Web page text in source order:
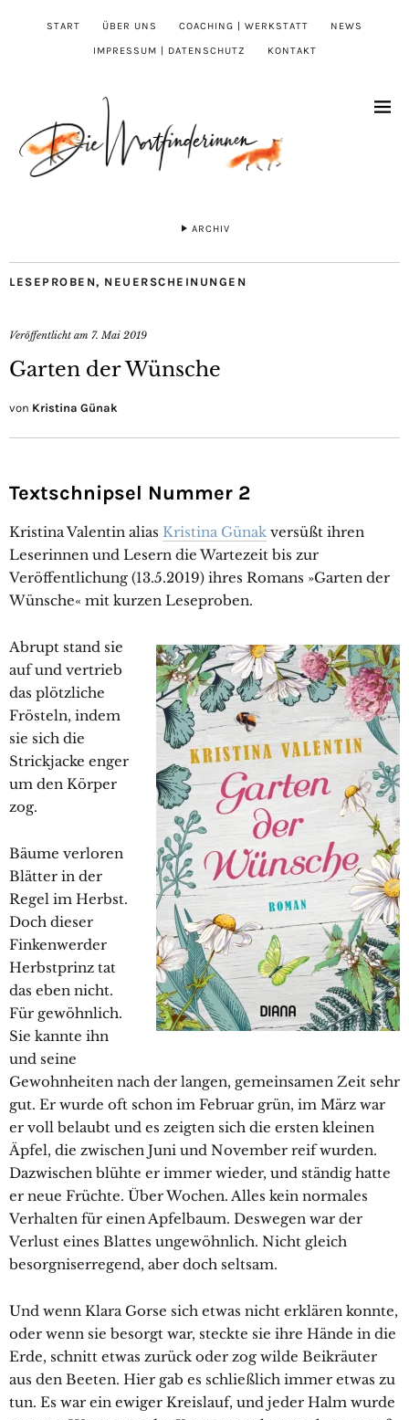
START ÜBER UNS COACHING | WERKSTATT NEWS
IMPRESSUM | DATENSCHUTZ KONTAKT
ARCHIV
LESEPROBEN, NEUERSCHEINUNGEN
Veröffentlicht am 7. Mai 2019
Garten der Wünsche
von Kristina Günak
Textschnipsel Nummer 2
Kristina Valentin alias Kristina Günak versüßt ihren
Leserinnen und Lesern die Wartezeit bis zur
Veröffentlichung (13.5.2019) ihres Romans »Garten der
Wünsche« mit kurzen Leseproben.
Abrupt stand sie
auf und vertrieb
das plötzliche
Frösteln, indem
sie sich die
Strickjacke enger
um den Körper
zog.
Bäume verloren
Blätter in der
Regel im Herbst.
Doch dieser
Finkenwerder
Herbstprinz tat
das eben nicht.
Für gewöhnlich.
Sie kannte ihn
und seine
Gewohnheiten nach der langen, gemeinsamen Zeit sehr
gut. Er wurde oft schon im Februar grün, im März war
er voll belaubt und es zeigten sich die ersten kleinen
Äpfel, die zwischen Juni und November reif wurden.
Dazwischen blühte er immer wieder, und ständig hatte
er neue Früchte. Über Wochen. Alles kein normales
Verhalten für einen Apfelbaum. Deswegen war der
Verlust eines Blattes ungewöhnlich. Nicht gleich
besorgniserregend, aber doch seltsam.
Und wenn Klara Gorse sich etwas nicht erklären konnte,
oder wenn sie besorgt war, steckte sie ihre Hände in die
Erde, schnitt etwas zurück oder zog wilde Beikräuter
aus den Beeten. Hier gab es schließlich immer etwas zu
tun. Es war ein ewiger Kreislauf, und jeder Halm wurde